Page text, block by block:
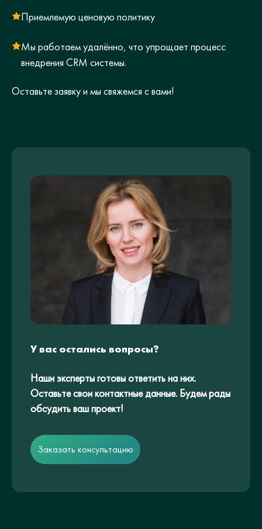
Приемлемую ценовую политику
Мы работаем удалённо, что упрощает процесс
внедрения CRM системы.
Оставьте заявку и мы свяжемся с вами!
У вас остались вопросы?
Наши эксперты готовы ответить на них.
Оставьте свои контактные данные. Будем рады
обсудить ваш проект!
Заказать консультацию